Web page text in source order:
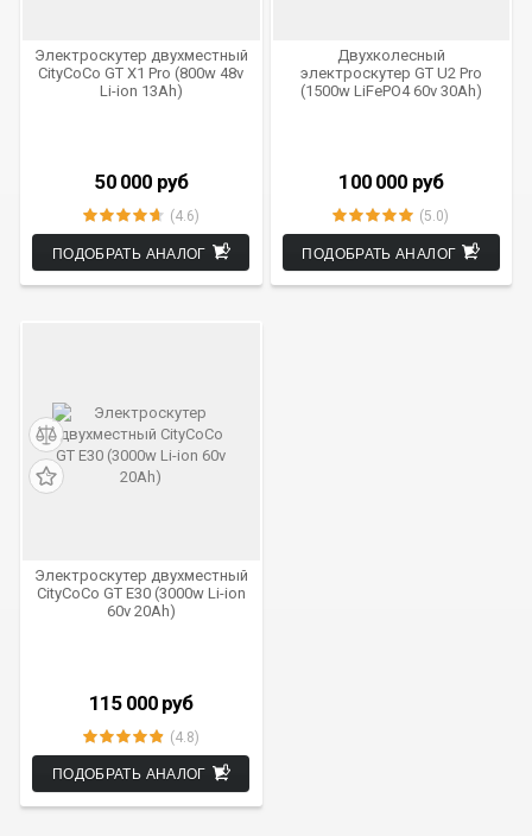
Электроскутер двухместный
CityCoCo GT X1 Pro (800w 48v
Li-ion 13Ah)
50 000 руб
(4.6)
ПОДОБРАТЬ АНАЛОГ
Двухколесный
электроскутер GT U2 Pro
(1500w LiFePO4 60v 30Ah)
100 000 руб
(5.0)
ПОДОБРАТЬ АНАЛОГ
Электроскутер двухместный
CityCoCo GT E30 (3000w Li-ion
60v 20Ah)
115 000 руб
(4.8)
ПОДОБРАТЬ АНАЛОГ